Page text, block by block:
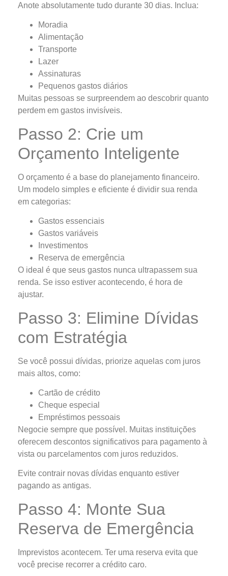
Anote absolutamente tudo durante 30 dias. Inclua:
Moradia
Alimentação
Transporte
Lazer
Assinaturas
Pequenos gastos diários
Muitas pessoas se surpreendem ao descobrir quanto
perdem em gastos invisíveis.
Passo 2: Crie um
Orçamento Inteligente
O orçamento é a base do planejamento financeiro.
Um modelo simples e eficiente é dividir sua renda
em categorias:
Gastos essenciais
Gastos variáveis
Investimentos
Reserva de emergência
O ideal é que seus gastos nunca ultrapassem sua
renda. Se isso estiver acontecendo, é hora de
ajustar.
Passo 3: Elimine Dívidas
com Estratégia
Se você possui dívidas, priorize aquelas com juros
mais altos, como:
Cartão de crédito
Cheque especial
Empréstimos pessoais
Negocie sempre que possível. Muitas instituições
oferecem descontos significativos para pagamento à
vista ou parcelamentos com juros reduzidos.
Evite contrair novas dívidas enquanto estiver
pagando as antigas.
Passo 4: Monte Sua
Reserva de Emergência
Imprevistos acontecem. Ter uma reserva evita que
você precise recorrer a crédito caro.